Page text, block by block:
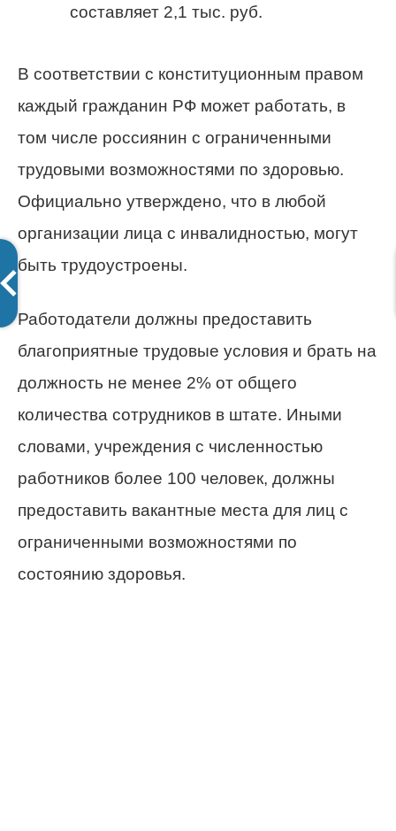
составляет 2,1 тыс. руб.
В соответствии с конституционным правом
каждый гражданин РФ может работать, в
том числе россиянин с ограниченными
трудовыми возможностями по здоровью.
Официально утверждено, что в любой
организации лица с инвалидностью, могут
быть трудоустроены.
Работодатели должны предоставить
благоприятные трудовые условия и брать на
должность не менее 2% от общего
количества сотрудников в штате. Иными
словами, учреждения с численностью
работников более 100 человек, должны
предоставить вакантные места для лиц с
ограниченными возможностями по
состоянию здоровья.